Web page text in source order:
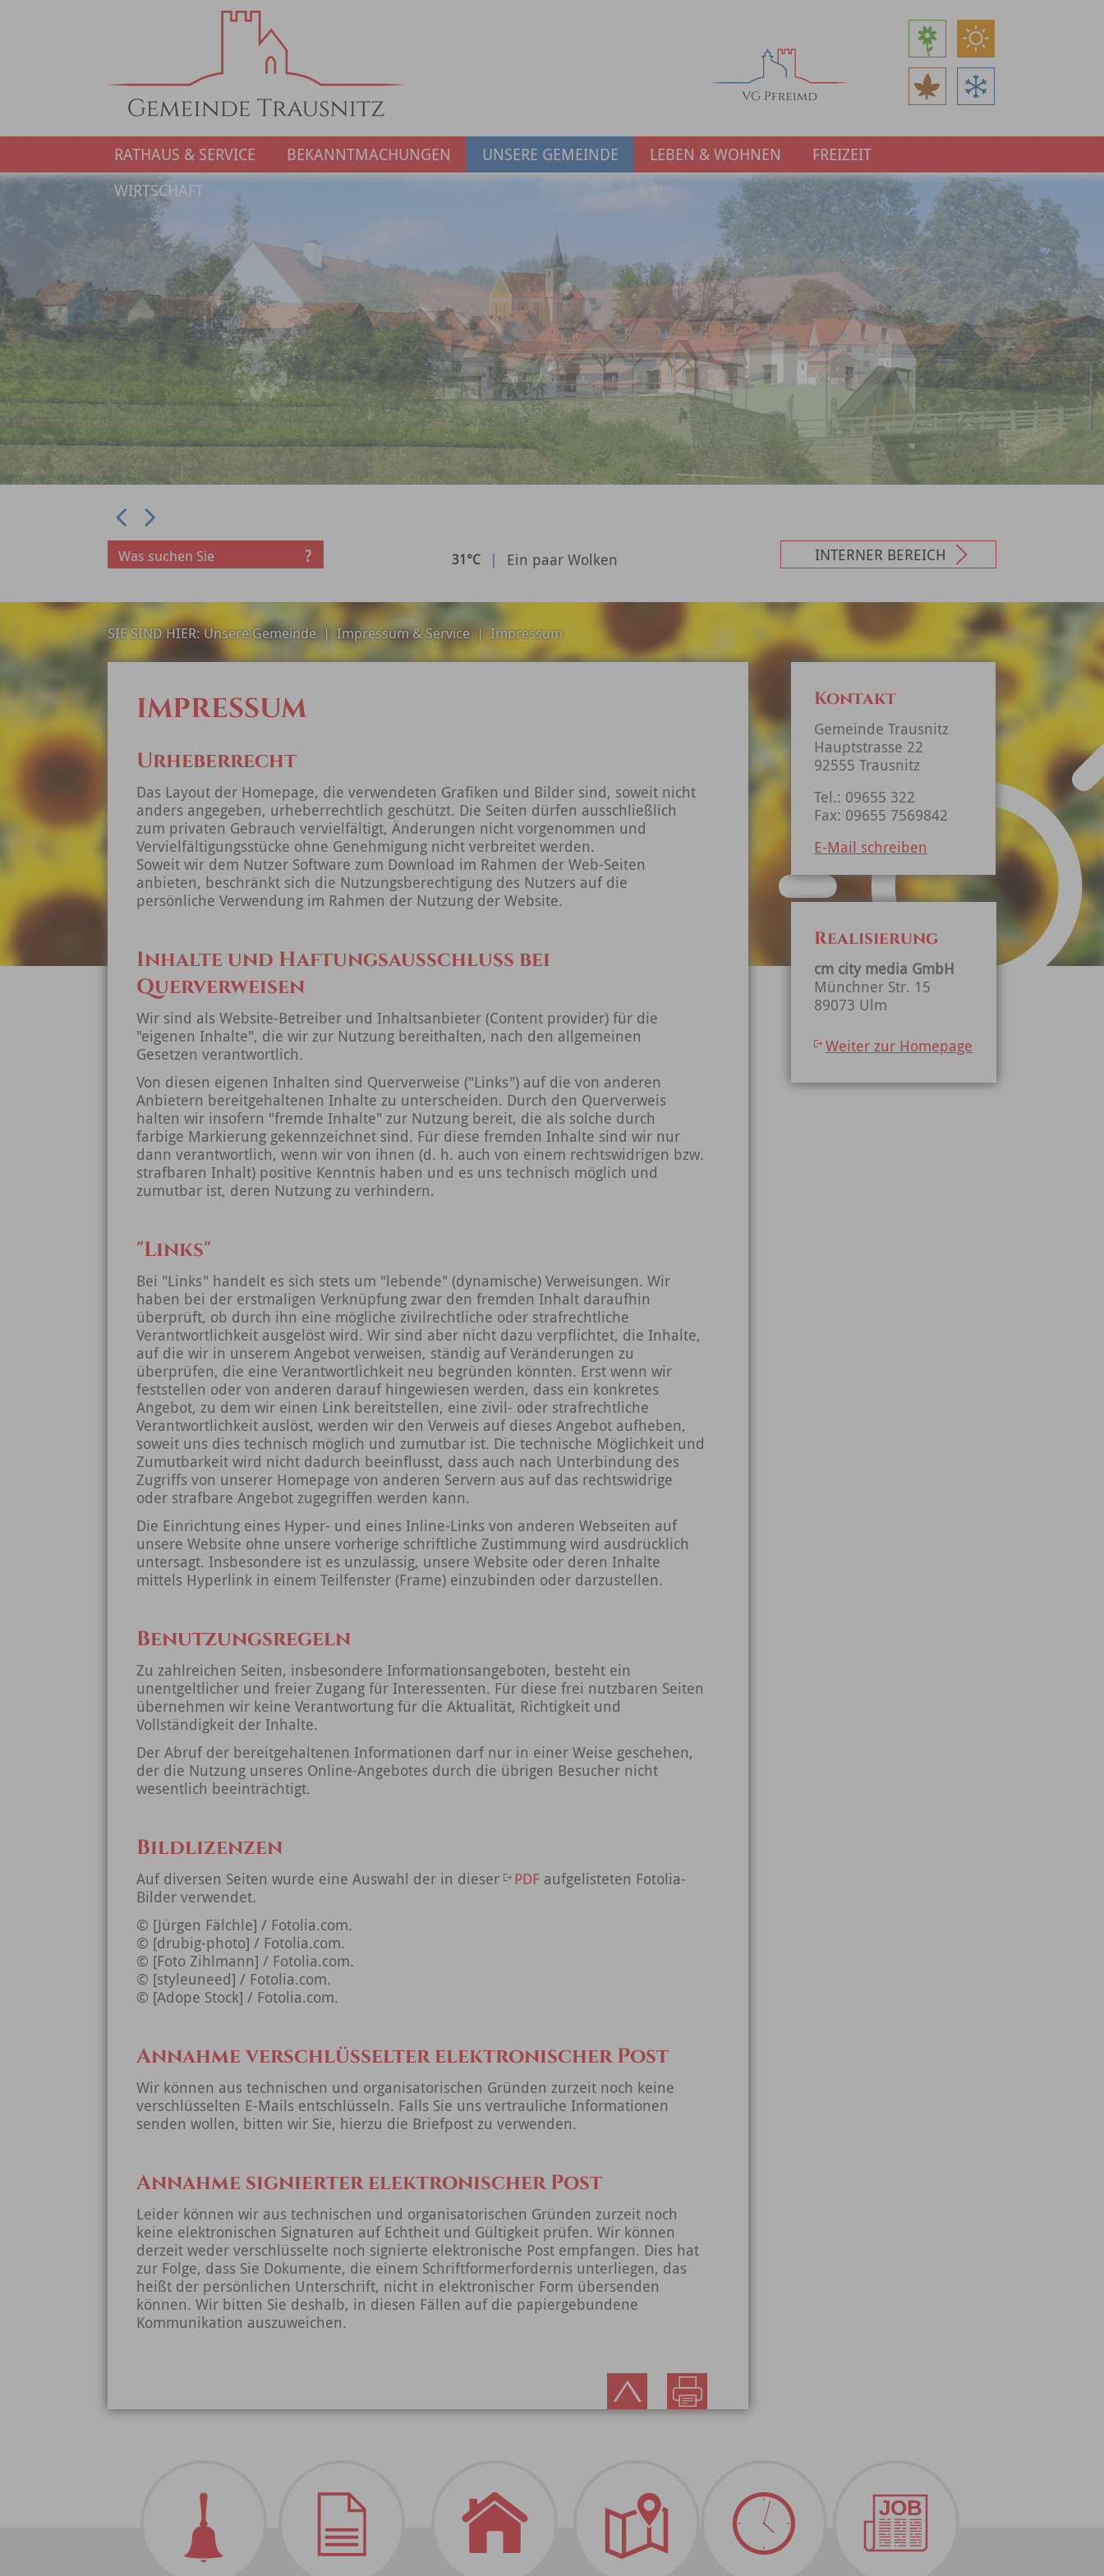
RATHAUS & SERVICE BEKANNTMACHUNGEN UNSERE GEMEINDE LEBEN & WOHNEN
FREIZEIT
WIRTSCHAFT
Prev
31°C | Ein paar Wolken INTERNER BEREICH
SIE SIND HIER:Unsere Gemeinde | Impressum & Service |Impressum
IMPRESSUM
Urheberrecht
Das Layout der Homepage, die verwendeten Grafiken und Bilder sind, soweit nicht
anders angegeben, urheberrechtlich geschützt. Die Seiten dürfen ausschließlich
zum privaten Gebrauch vervielfältigt, Änderungen nicht vorgenommen und
Vervielfältigungsstücke ohne Genehmigung nicht verbreitet werden.
Soweit wir dem Nutzer Software zum Download im Rahmen der Web-Seiten
anbieten, beschränkt sich die Nutzungsberechtigung des Nutzers auf die
persönliche Verwendung im Rahmen der Nutzung der Website.
Inhalte und Haftungsausschluss bei
Querverweisen
Wir sind als Website-Betreiber und Inhaltsanbieter (Content provider) für die
"eigenen Inhalte", die wir zur Nutzung bereithalten, nach den allgemeinen
Gesetzen verantwortlich.
Von diesen eigenen Inhalten sind Querverweise ("Links") auf die von anderen
Anbietern bereitgehaltenen Inhalte zu unterscheiden. Durch den Querverweis
halten wir insofern "fremde Inhalte" zur Nutzung bereit, die als solche durch
farbige Markierung gekennzeichnet sind. Für diese fremden Inhalte sind wir nur
dann verantwortlich, wenn wir von ihnen (d. h. auch von einem rechtswidrigen bzw.
strafbaren Inhalt) positive Kenntnis haben und es uns technisch möglich und
zumutbar ist, deren Nutzung zu verhindern.
"Links"
Bei "Links" handelt es sich stets um "lebende" (dynamische) Verweisungen. Wir
haben bei der erstmaligen Verknüpfung zwar den fremden Inhalt daraufhin
überprüft, ob durch ihn eine mögliche zivilrechtliche oder strafrechtliche
Verantwortlichkeit ausgelöst wird. Wir sind aber nicht dazu verpflichtet, die Inhalte,
auf die wir in unserem Angebot verweisen, ständig auf Veränderungen zu
überprüfen, die eine Verantwortlichkeit neu begründen könnten. Erst wenn wir
feststellen oder von anderen darauf hingewiesen werden, dass ein konkretes
Angebot, zu dem wir einen Link bereitstellen, eine zivil- oder strafrechtliche
Verantwortlichkeit auslöst, werden wir den Verweis auf dieses Angebot aufheben,
soweit uns dies technisch möglich und zumutbar ist. Die technische Möglichkeit und
Zumutbarkeit wird nicht dadurch beeinflusst, dass auch nach Unterbindung des
Zugriffs von unserer Homepage von anderen Servern aus auf das rechtswidrige
oder strafbare Angebot zugegriffen werden kann.
Die Einrichtung eines Hyper- und eines Inline-Links von anderen Webseiten auf
unsere Website ohne unsere vorherige schriftliche Zustimmung wird ausdrücklich
untersagt. Insbesondere ist es unzulässig, unsere Website oder deren Inhalte
mittels Hyperlink in einem Teilfenster (Frame) einzubinden oder darzustellen.
Benutzungsregeln
Zu zahlreichen Seiten, insbesondere Informationsangeboten, besteht ein
unentgeltlicher und freier Zugang für Interessenten. Für diese frei nutzbaren Seiten
übernehmen wir keine Verantwortung für die Aktualität, Richtigkeit und
Vollständigkeit der Inhalte.
Der Abruf der bereitgehaltenen Informationen darf nur in einer Weise geschehen,
der die Nutzung unseres Online-Angebotes durch die übrigen Besucher nicht
wesentlich beeinträchtigt.
Bildlizenzen
Auf diversen Seiten wurde eine Auswahl der in dieser PDF aufgelisteten Fotolia-
Bilder verwendet.
© [Jürgen Fälchle] / Fotolia.com.
© [drubig-photo] / Fotolia.com.
© [Foto Zihlmann] / Fotolia.com.
© [styleuneed] / Fotolia.com.
© [Adope Stock] / Fotolia.com.
Annahme verschlüsselter elektronischer Post
Wir können aus technischen und organisatorischen Gründen zurzeit noch keine
verschlüsselten E-Mails entschlüsseln. Falls Sie uns vertrauliche Informationen
senden wollen, bitten wir Sie, hierzu die Briefpost zu verwenden.
Annahme signierter elektronischer Post
Leider können wir aus technischen und organisatorischen Gründen zurzeit noch
keine elektronischen Signaturen auf Echtheit und Gültigkeit prüfen. Wir können
derzeit weder verschlüsselte noch signierte elektronische Post empfangen. Dies hat
zur Folge, dass Sie Dokumente, die einem Schriftformerfordernis unterliegen, das
heißt der persönlichen Unterschrift, nicht in elektronischer Form übersenden
können. Wir bitten Sie deshalb, in diesen Fällen auf die papiergebundene
Kommunikation auszuweichen.
Kontakt
Gemeinde Trausnitz
Hauptstrasse 22
92555 Trausnitz
Tel.: 09655 322
Fax: 09655 7569842
E-Mail schreiben
Realisierung
cm city media GmbH
Münchner Str. 15
89073 Ulm
Weiter zur Homepage